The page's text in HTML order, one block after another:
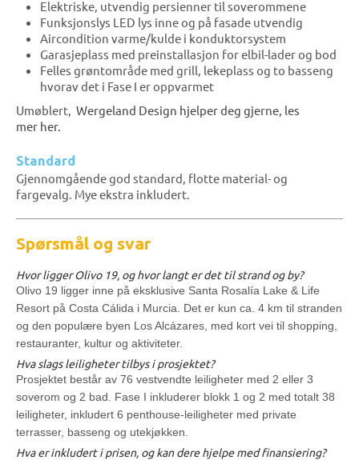
Elektriske, utvendig persienner til soverommene
Funksjonslys LED lys inne og på fasade utvendig
Aircondition varme/kulde i konduktorsystem
Garasjeplass med preinstallasjon for elbil-lader og bod
Felles grøntområde med grill, lekeplass og to basseng
hvorav det i Fase I er oppvarmet
Umøblert, Wergeland Design hjelper deg gjerne, les
mer her.
Standard
Gjennomgående god standard, flotte material- og
fargevalg. Mye ekstra inkludert.
Spørsmål og svar
Hvor ligger Olivo 19, og hvor langt er det til strand og by?
Olivo 19 ligger inne på eksklusive Santa Rosalía Lake & Life
Resort på Costa Cálida i Murcia. Det er kun ca. 4 km til stranden
og den populære byen Los Alcázares, med kort vei til shopping,
restauranter, kultur og aktiviteter.
Hva slags leiligheter tilbys i prosjektet?
Prosjektet består av 76 vestvendte leiligheter med 2 eller 3
soverom og 2 bad. Fase I inkluderer blokk 1 og 2 med totalt 38
leiligheter, inkludert 6 penthouse-leiligheter med private
terrasser, basseng og utekjøkken.
Hva er inkludert i prisen, og kan dere hjelpe med finansiering?